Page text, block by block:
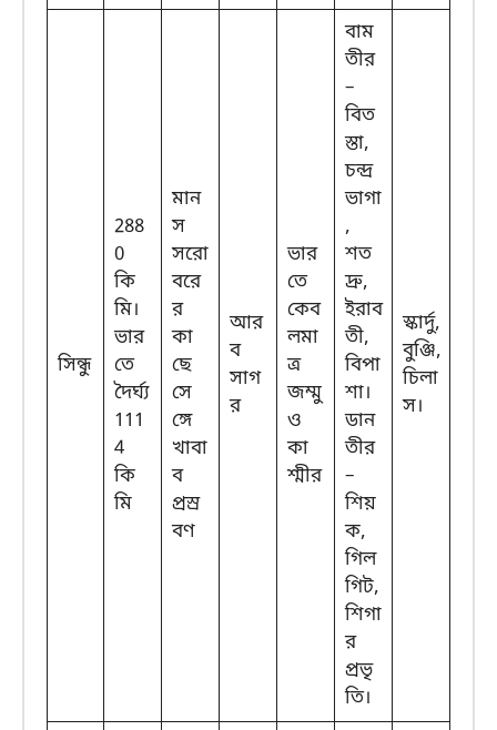
সিন্ধু
288
0
কি
মি।
ভার
তে
দৈর্ঘ্য
111
4
কি
মি
মান
স
সরো
বরে
র
কা
ছে
সে
ঙ্গে
খাবা
ব
প্রস্র
বণ
আর
ব
সাগ
র
ভার
তে
কেব
লমা
ত্র
জম্মু
ও
কা
শ্মীর
বাম
তীর
–
বিত
স্তা,
চন্দ্র
ভাগা
,
শত
দ্রু,
ইরাব
তী,
বিপা
শা।
ডান
তীর
–
শিয়
ক,
গিল
গিট,
শিগা
র
প্রভৃ
তি।
স্কার্দু,
বুঞ্জি,
চিলা
স।